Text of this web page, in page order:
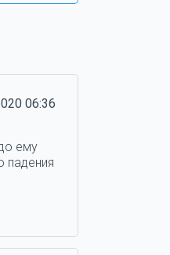
06:36
ему
падения